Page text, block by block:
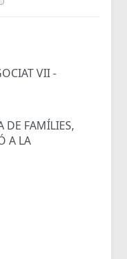
VII -
DE FAMÍLIES,
A LA